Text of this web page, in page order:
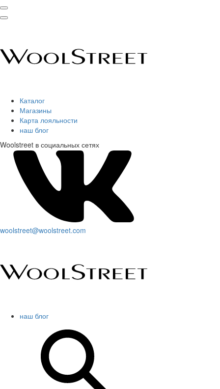
Каталог
Магазины
Карта лояльности
наш блог
Woolstreet в социальных сетях
woolstreet@woolstreet.com
наш блог